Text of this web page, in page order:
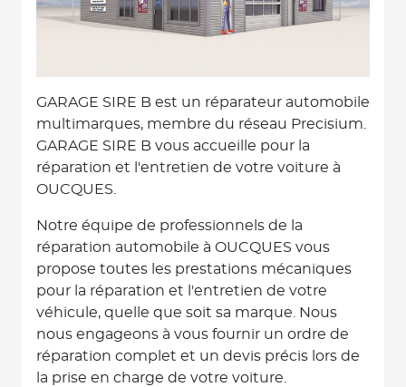
GARAGE SIRE B est un réparateur automobile
multimarques, membre du réseau Precisium.
GARAGE SIRE B vous accueille pour la
réparation et l'entretien de votre voiture à
OUCQUES.
Notre équipe de professionnels de la
réparation automobile à OUCQUES vous
propose toutes les prestations mécaniques
pour la réparation et l'entretien de votre
véhicule, quelle que soit sa marque. Nous
nous engageons à vous fournir un ordre de
réparation complet et un devis précis lors de
la prise en charge de votre voiture.